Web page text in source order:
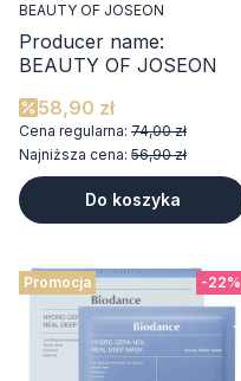
BEAUTY OF JOSEON
Producer name:
BEAUTY OF JOSEON
58,90 zł
Cena regularna: 74,00 zł
Najniższa cena: 56,90 zł
Do koszyka
-22%
Promocja